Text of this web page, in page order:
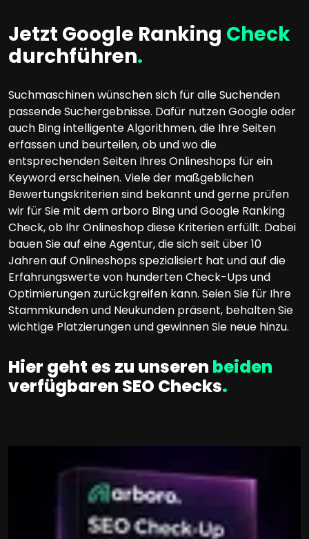
Jetzt Google Ranking Check
durchführen.
Suchmaschinen wünschen sich für alle Suchenden
passende Suchergebnisse. Dafür nutzen Google oder
auch Bing intelligente Algorithmen, die Ihre Seiten
erfassen und beurteilen, ob und wo die
entsprechenden Seiten Ihres Onlineshops für ein
Keyword erscheinen. Viele der maßgeblichen
Bewertungskriterien sind bekannt und gerne prüfen
wir für Sie mit dem arboro Bing und Google Ranking
Check, ob Ihr Onlineshop diese Kriterien erfüllt. Dabei
bauen Sie auf eine Agentur, die sich seit über 10
Jahren auf Onlineshops spezialisiert hat und auf die
Erfahrungswerte von hunderten Check-Ups und
Optimierungen zurückgreifen kann. Seien Sie für Ihre
Stammkunden und Neukunden präsent, behalten Sie
wichtige Platzierungen und gewinnen Sie neue hinzu.
Hier geht es zu unseren beiden
verfügbaren SEO Checks.